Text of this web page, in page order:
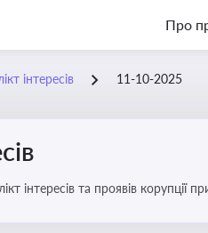
Про
інтересів 11-10-2025
інтересів та проявів корупції